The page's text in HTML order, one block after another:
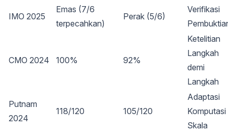
IMO 2025
Emas (7/6
terpecahkan)
Perak (5/6)
Verifikasi
CMO 2024 100% 92%
Ketelitian
Langkah
demi
Langkah
Putnam
2024
118/120 105/120
Adaptasi
Komputasi
Skala